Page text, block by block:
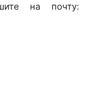
на почту: